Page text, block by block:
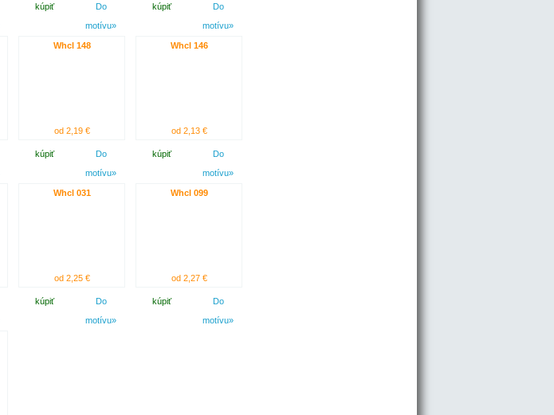
kúpiť
Do
motívu»
kúpiť
Do
motívu»
Whcl 148
od 2,19 €
kúpiť
Do
motívu»
Whcl 146
od 2,13 €
kúpiť
Do
motívu»
Whcl 031
od 2,25 €
kúpiť
Do
motívu»
Whcl 099
od 2,27 €
kúpiť
Do
motívu»